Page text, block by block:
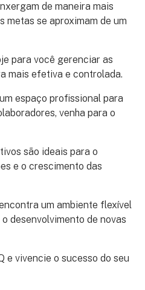
de maneira mais
metas se aproximam de um
para você gerenciar as
mais efetiva e controlada.
espaço profissional para
venha para o
são ideais para o
e o crescimento das
um ambiente flexível
desenvolvimento de novas
e vivencie o sucesso do seu